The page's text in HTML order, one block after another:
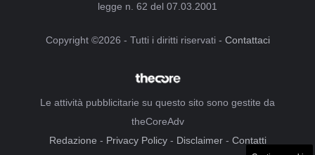
legge n. 62 del 07.03.2001
Copyright ©2026 - Tutti i diritti riservati - Contattaci
Le attività pubblicitarie su questo sito sono gestite da
theCoreAdv
Redazione - Privacy Policy- Disclaimer- Contatti